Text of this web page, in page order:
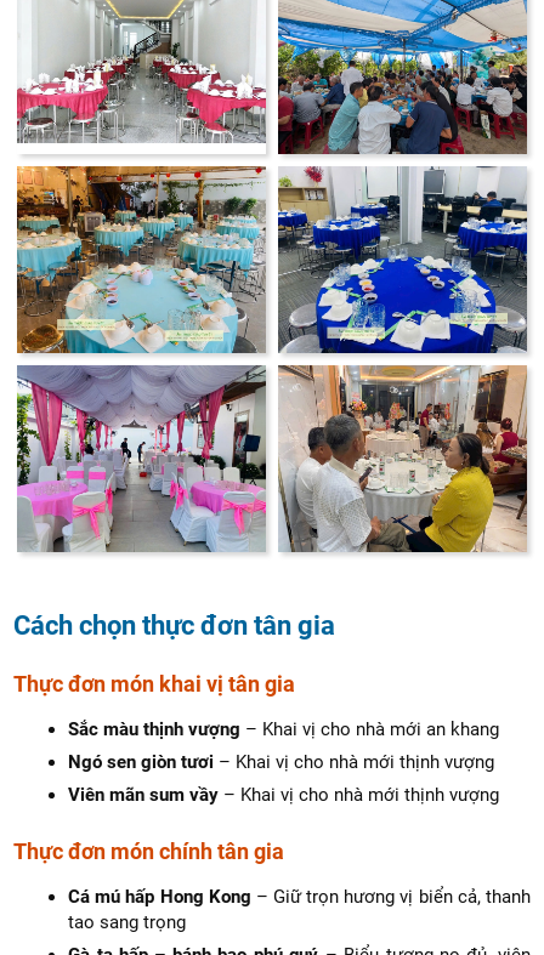
Cách chọn thực đơn tân gia
Thực đơn món khai vị tân gia
Sắc màu thịnh vượng – Khai vị cho nhà mới an khang
Ngó sen giòn tươi – Khai vị cho nhà mới thịnh vượng
Viên mãn sum vầy – Khai vị cho nhà mới thịnh vượng
Thực đơn món chính tân gia
Cá mú hấp Hong Kong – Giữ trọn hương vị biển cả, thanh
tao sang trọng